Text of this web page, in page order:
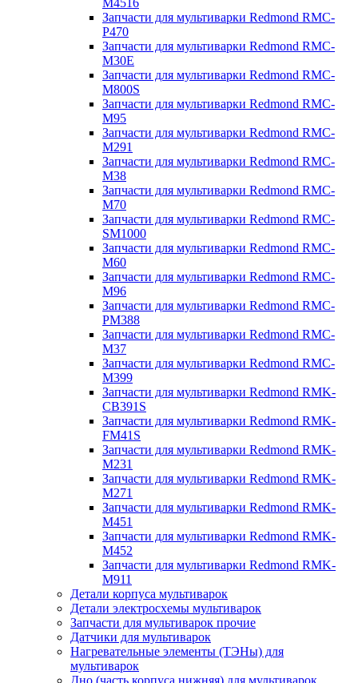
M4516
Запчасти для мультиварки Redmond RMC-
P470
Запчасти для мультиварки Redmond RMC-
M30E
Запчасти для мультиварки Redmond RMC-
M800S
Запчасти для мультиварки Redmond RMC-
M95
Запчасти для мультиварки Redmond RMC-
M291
Запчасти для мультиварки Redmond RMC-
M38
Запчасти для мультиварки Redmond RMC-
M70
Запчасти для мультиварки Redmond RMC-
SM1000
Запчасти для мультиварки Redmond RMC-
M60
Запчасти для мультиварки Redmond RMC-
M96
Запчасти для мультиварки Redmond RMC-
PM388
Запчасти для мультиварки Redmond RMC-
M37
Запчасти для мультиварки Redmond RMC-
M399
Запчасти для мультиварки Redmond RMK-
CB391S
Запчасти для мультиварки Redmond RMK-
FM41S
Запчасти для мультиварки Redmond RMK-
M231
Запчасти для мультиварки Redmond RMK-
M271
Запчасти для мультиварки Redmond RMK-
M451
Запчасти для мультиварки Redmond RMK-
M452
Запчасти для мультиварки Redmond RMK-
M911
Детали корпуса мультиварок
Детали электросхемы мультиварок
Запчасти для мультиварок прочие
Датчики для мультиварок
Нагревательные элементы (ТЭНы) для
мультиварок